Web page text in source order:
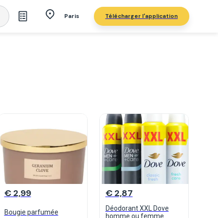
Paris Télécharger l'application
€ 2,99
Bougie parfumée
€ 2,87
Déodorant XXL Dove
homme ou femme